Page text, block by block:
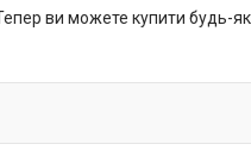
ви можете купити будь-